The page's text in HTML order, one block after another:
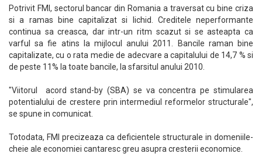
Potrivit FMI, sectorul bancar din Romania a traversat cu bine criza
si a ramas bine capitalizat si lichid. Creditele neperformante
continua sa creasca, dar intr-un ritm scazut si se asteapta ca
varful sa fie atins la mijlocul anului 2011. Bancile raman bine
capitalizate, cu o rata medie de adecvare a capitalului de 14,7 % si
de peste 11% la toate bancile, la sfarsitul anului 2010.
"Viitorul acord stand-by (SBA) se va concentra pe stimularea
potentialului de crestere prin intermediul reformelor structurale",
se spune in comunicat.
Totodata, FMI precizeaza ca deficientele structurale in domeniile-
cheie ale economiei cantaresc greu asupra cresterii economice.